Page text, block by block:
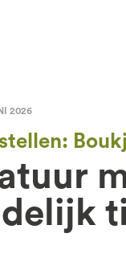
2026